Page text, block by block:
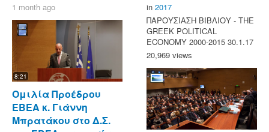
1 month ago
8:21
Ομιλία Προέδρου
ΕΒΕΑ κ. Γιάννη
Μπρατάκου στο Δ.Σ.
in 2017
ΠΑΡΟΥΣΙΑΣΗ ΒΙΒΛΙΟΥ - ΤΗΕ
GREEK POLITICAL
ECONOMY 2000-2015 30.1.17
20,969 views